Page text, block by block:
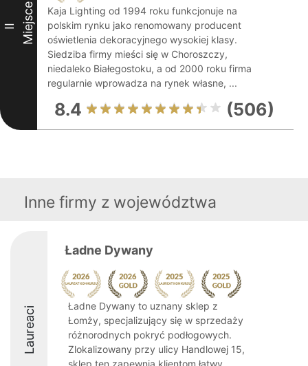
II Miejsce
Kaja Lighting od 1994 roku funkcjonuje na
polskim rynku jako renomowany producent
oświetlenia dekoracyjnego wysokiej klasy.
Siedziba firmy mieści się w Choroszczy,
niedaleko Białegostoku, a od 2000 roku firma
regularnie wprowadza na rynek własne, ...
8.4 (506)
Inne firmy z województwa
Laureaci
Ładne Dywany
Ładne Dywany to uznany sklep z
Łomży, specjalizujący się w sprzedaży
różnorodnych pokryć podłogowych.
Zlokalizowany przy ulicy Handlowej 15,
sklep ten zapewnia klientom łatwy